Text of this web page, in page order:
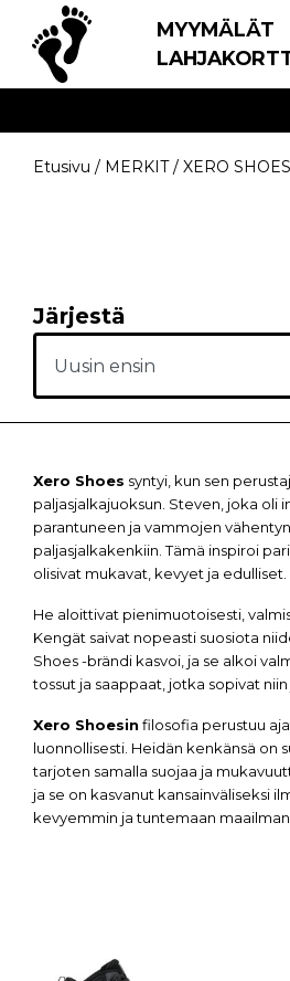
MYYMÄLÄT
Etusivu / MERKIT/ XERO SHOES
Järjestä
Xero Shoes syntyi, kun sen
paljasjalkajuoksun. Steven, joka oli
parantuneen ja vammojen
paljasjalkakenkiin. Tämä inspiroi
olisivat mukavat, kevyet ja edulliset.
He aloittivat pienimuotoisesti,
Kengät saivat nopeasti suosiota
Shoes -brändi kasvoi, ja se alkoi
tossut ja saappaat, jotka sopivat
Xero Shoesin filosofia perustuu
luonnollisesti. Heidän kenkänsä on
tarjoten samalla suojaa ja
ja se on kasvanut kansainväliseksi
kevyemmin ja tuntemaan maailman